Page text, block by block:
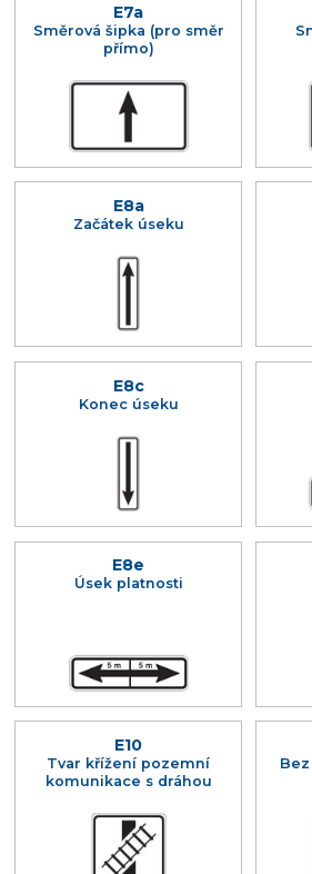
E7a
Směrová šipka (pro směr
přímo)
E8a
Začátek úseku
E8c
Konec úseku
E8e
Úsek platnosti
E10
Tvar křížení pozemní
komunikace s dráhou